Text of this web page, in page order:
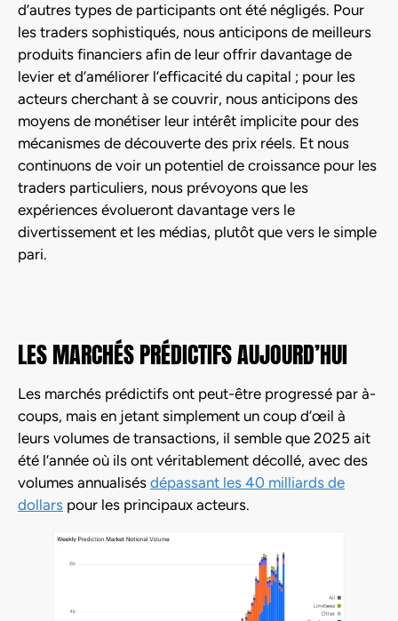
d’autres types de participants ont été négligés. Pour
les traders sophistiqués, nous anticipons de meilleurs
produits financiers afin de leur offrir davantage de
levier et d’améliorer l’efficacité du capital ; pour les
acteurs cherchant à se couvrir, nous anticipons des
moyens de monétiser leur intérêt implicite pour des
mécanismes de découverte des prix réels. Et nous
continuons de voir un potentiel de croissance pour les
traders particuliers, nous prévoyons que les
expériences évolueront davantage vers le
divertissement et les médias, plutôt que vers le simple
pari.
LES MARCHÉS PRÉDICTIFS AUJOURD’HUI
Les marchés prédictifs ont peut-être progressé par à-
coups, mais en jetant simplement un coup d’œil à
leurs volumes de transactions, il semble que 2025 ait
été l’année où ils ont véritablement décollé, avec des
volumes annualisés dépassant les 40 milliards de
dollars pour les principaux acteurs.